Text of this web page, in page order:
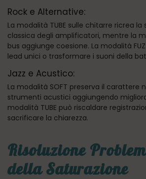
Rock e Alternative:
La modalità TUBE sulle chitarre ricrea la
classica degli amplificatori, mentre la
bus aggiunge coesione. La modalità
lead unici o trasformare i suoni della
Jazz e Acustico:
La modalità SOFT preserva il carattere
strumenti acustici aggiungendo
modalità TUBE può riscaldare
sacrificare la chiarezza.
Risoluzione
della Saturazione